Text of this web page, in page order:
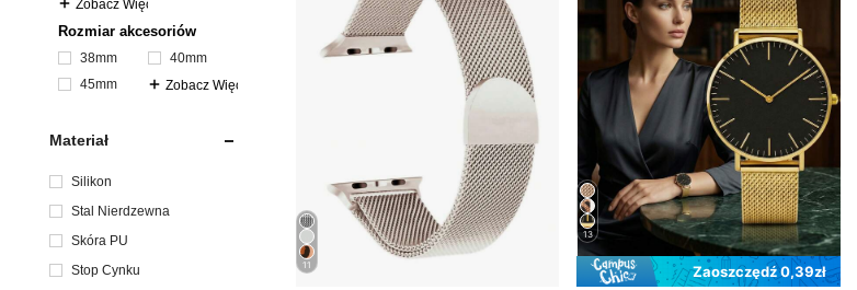
Zobacz Więcej
Rozmiar akcesoriów
38mm
40mm
45mm
Zobacz Więcej
Materiał
Silikon
Stal Nierdzewna
Skóra PU
Stop Cynku
11
13
Zaoszczędź 0,39zł